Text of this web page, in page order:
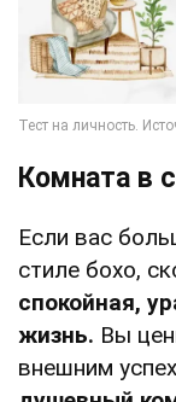
Комната в
Если вас
стиле бохо,
спокойная,
жизнь. Вы
внешним